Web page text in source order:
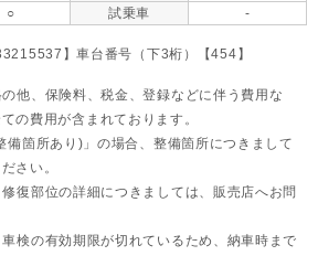
○ 試乗車 -
】車台番号（下3桁）【454】
他、保険料、税金、登録などに伴う費用な
の費用が含まれております。
備箇所あり)」の場合、整備箇所につきまして
さい。
修復部位の詳細につきましては、販売店へお問
車検の有効期限が切れているため、納車時まで